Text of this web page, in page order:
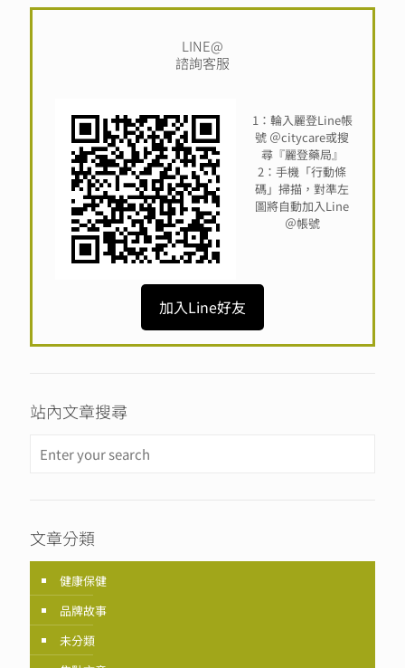
LINE@
諮詢客服
1：輪入麗登Line帳
號 ＠citycare或搜
尋『麗登藥局』
2：手機「行動條
碼」掃描，對準左
圖將自動加入Line
＠帳號
加入Line好友
站內文章搜尋
文章分類
健康保健
品牌故事
未分類